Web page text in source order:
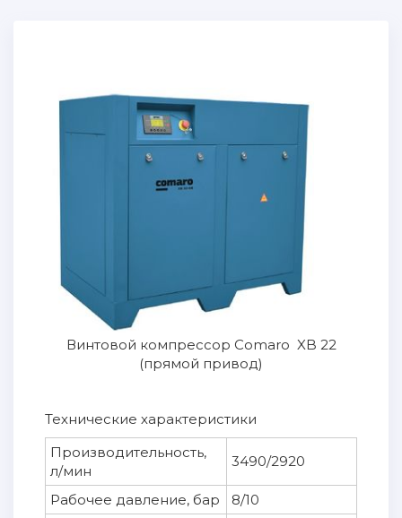
Винтовой компрессор Comaro XB 22
(прямой привод)
Технические характеристики
Производительность,
л/мин
3490/2920
Рабочее давление, бар
8/10